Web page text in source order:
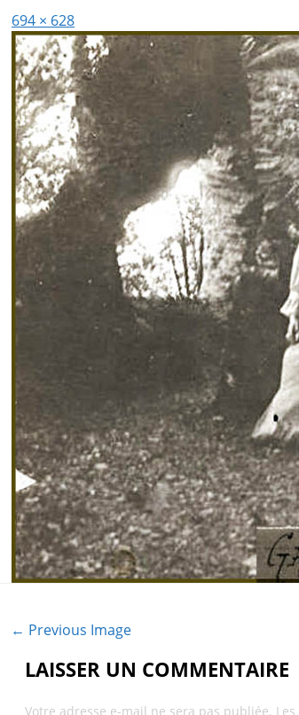
694 × 628
← Previous Image
LAISSER UN COMMENTAIRE
Votre adresse e-mail ne sera pas publiée.